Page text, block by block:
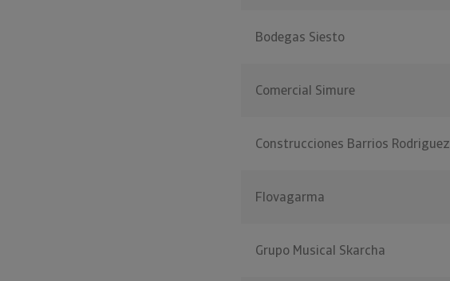
Bodegas Siesto
Comercial Simure
Construcciones Barrios Rodriguez
Flovagarma
Grupo Musical Skarcha